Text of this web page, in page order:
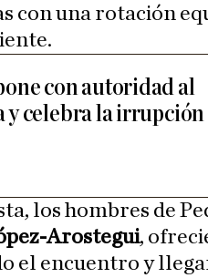
con una rotación
con autoridad al
y celebra la irrupción
los hombres de
Arostegui,
el encuentro y